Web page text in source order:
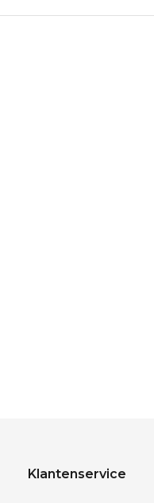
Klantenservice